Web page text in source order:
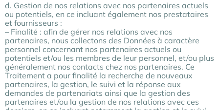
d. Gestion de nos relations avec nos partenaires actuels
ou potentiels, en ce incluant également nos prestataires
et fournisseurs :
– Finalité : afin de gérer nos relations avec nos
partenaires, nous collectons des Données à caractère
personnel concernant nos partenaires actuels ou
potentiels et/ou les membres de leur personnel, et/ou plus
généralement nos contacts chez nos partenaires. Ce
Traitement a pour finalité la recherche de nouveaux
partenaires, la gestion, le suivi et la réponse aux
demandes de partenariats ainsi que la gestion des
partenaires et/ou la gestion de nos relations avec ces